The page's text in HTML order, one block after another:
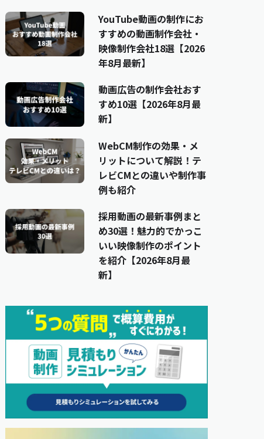
YouTube動画の制作にお
すすめの動画制作会社・
映像制作会社18選【2026
年8月最新】
動画広告の制作会社おす
すめ10選【2026年8月最
新】
WebCM制作の効果・メ
リットについて解説！テ
レビCMとの違いや制作事
例も紹介
採用動画の最新事例まと
め30選！魅力的でかっこ
いい映像制作のポイント
を紹介【2026年8月最
新】